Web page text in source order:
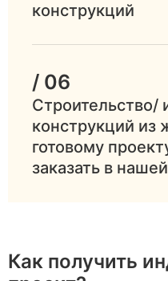
конструкций
/ 06
Строительство/
конструкций из
готовому
заказать в
Как получить